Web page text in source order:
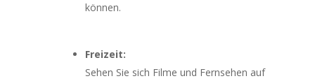
können.
Freizeit:
Sehen Sie sich Filme und Fernsehen auf